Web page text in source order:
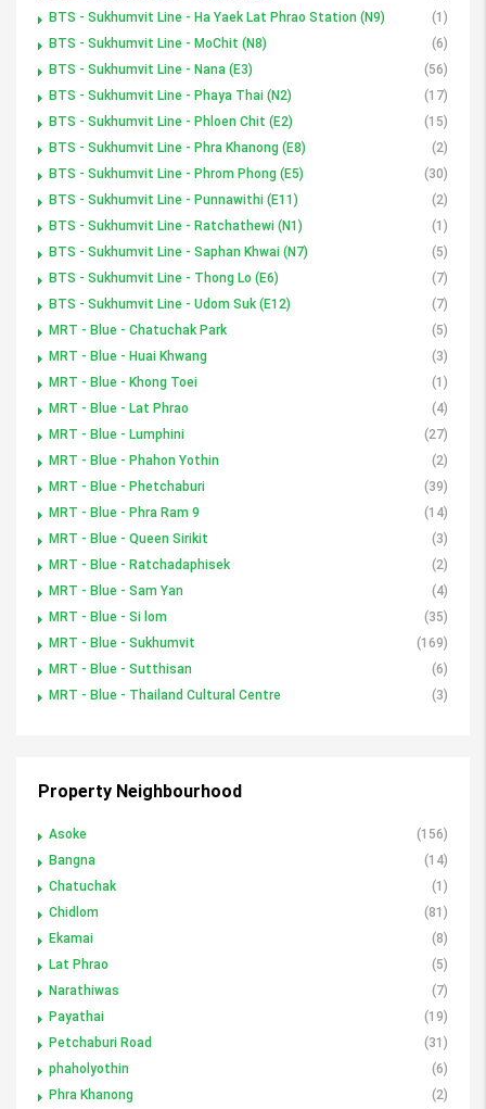
BTS - Sukhumvit Line - Ha Yaek Lat Phrao Station (N9)
(1)
BTS - Sukhumvit Line - MoChit (N8)
(6)
BTS - Sukhumvit Line - Nana (E3)
(56)
BTS - Sukhumvit Line - Phaya Thai (N2)
(17)
BTS - Sukhumvit Line - Phloen Chit (E2)
(15)
BTS - Sukhumvit Line - Phra Khanong (E8)
(2)
BTS - Sukhumvit Line - Phrom Phong (E5)
(30)
BTS - Sukhumvit Line - Punnawithi (E11)
(2)
BTS - Sukhumvit Line - Ratchathewi (N1)
(1)
BTS - Sukhumvit Line - Saphan Khwai (N7)
(5)
BTS - Sukhumvit Line - Thong Lo (E6)
(7)
BTS - Sukhumvit Line - Udom Suk (E12)
(7)
MRT - Blue - Chatuchak Park
(5)
MRT - Blue - Huai Khwang
(3)
MRT - Blue - Khong Toei
(1)
MRT - Blue - Lat Phrao
(4)
MRT - Blue - Lumphini
(27)
MRT - Blue - Phahon Yothin
(2)
MRT - Blue - Phetchaburi
(39)
MRT - Blue - Phra Ram 9
(14)
MRT - Blue - Queen Sirikit
(3)
MRT - Blue - Ratchadaphisek
(2)
MRT - Blue - Sam Yan
(4)
MRT - Blue - Si lom
(35)
MRT - Blue - Sukhumvit
(169)
MRT - Blue - Sutthisan
(6)
MRT - Blue - Thailand Cultural Centre
(3)
Property Neighbourhood
Asoke
(156)
Bangna
(14)
Chatuchak
(1)
Chidlom
(81)
Ekamai
(8)
Lat Phrao
(5)
Narathiwas
(7)
Payathai
(19)
Petchaburi Road
(31)
phaholyothin
(6)
Phra Khanong
(2)